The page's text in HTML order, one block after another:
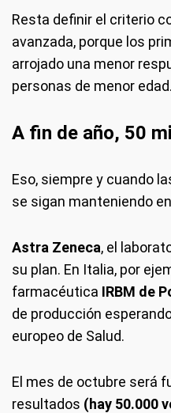
Resta definir el criterio
avanzada, porque los
arrojado una menor
personas de menor edad.
A fin de año, 50
Eso, siempre y cuando
se sigan manteniendo
Astra Zeneca, el
su plan. En Italia, por
farmacéutica IRBM de
de producción
europeo de Salud.
El mes de octubre será
resultados (hay 50.000